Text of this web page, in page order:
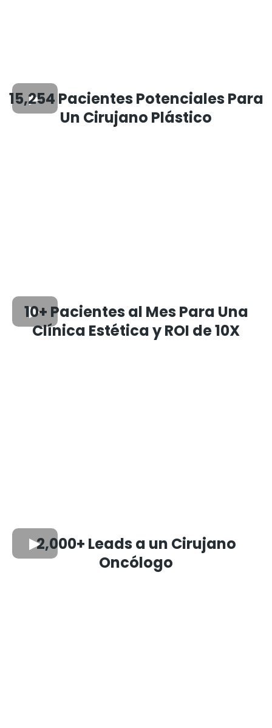
15,254 Pacientes Potenciales Para
Un Cirujano Plástico
10+ Pacientes al Mes Para Una
Clínica Estética y ROI de 10X
2,000+ Leads a un Cirujano
Oncólogo